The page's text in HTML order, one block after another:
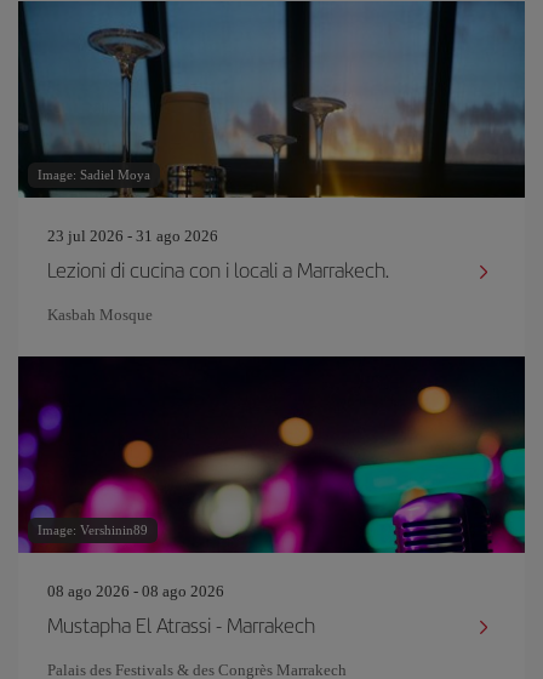
Image: Sadiel Moya
23 jul 2026 - 31 ago 2026
Lezioni di cucina con i locali a Marrakech.
Kasbah Mosque
Image: Vershinin89
08 ago 2026 - 08 ago 2026
Mustapha El Atrassi - Marrakech
Palais des Festivals & des Congrès Marrakech